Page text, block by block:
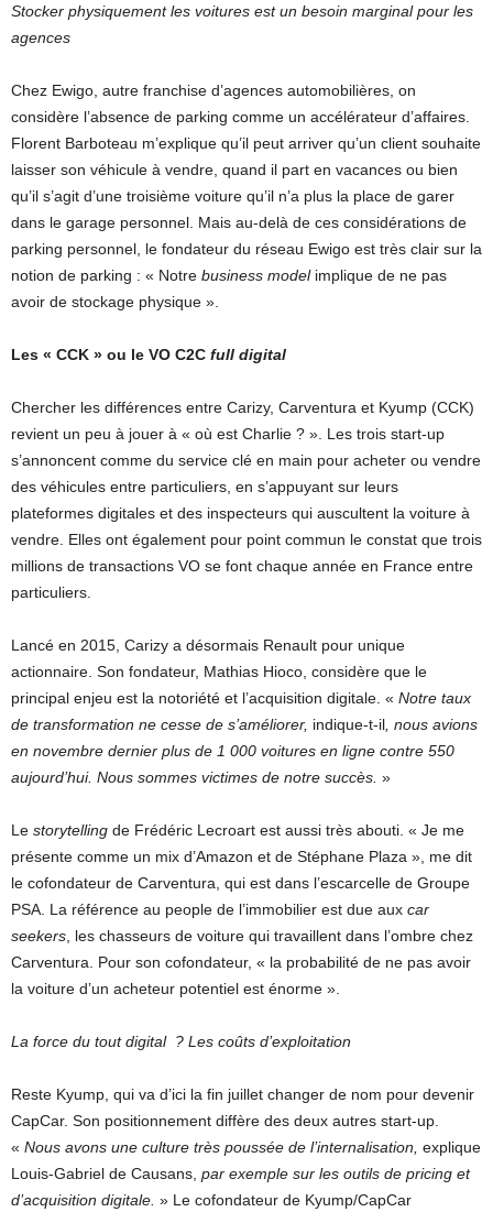
Stocker physiquement les voitures est un besoin marginal pour les
agences
Chez Ewigo, autre franchise d’agences automobilières, on
considère l’absence de parking comme un accélérateur d’affaires.
Florent Barboteau m’explique qu’il peut arriver qu’un client souhaite
laisser son véhicule à vendre, quand il part en vacances ou bien
qu’il s’agit d’une troisième voiture qu’il n’a plus la place de garer
dans le garage personnel. Mais au-delà de ces considérations de
parking personnel, le fondateur du réseau Ewigo est très clair sur la
notion de parking : « Notre business modelimplique de ne pas
avoir de stockage physique ».
Les « CCK » ou le VO C2C full digital
Chercher les différences entre Carizy, Carventura et Kyump (CCK)
revient un peu à jouer à « où est Charlie ? ». Les trois start-up
s’annoncent comme du service clé en main pour acheter ou vendre
des véhicules entre particuliers, en s’appuyant sur leurs
plateformes digitales et des inspecteurs qui auscultent la voiture à
vendre. Elles ont également pour point commun le constat que trois
millions de transactions VO se font chaque année en France entre
particuliers.
Lancé en 2015, Carizy a désormais Renault pour unique
actionnaire. Son fondateur, Mathias Hioco, considère que le
principal enjeu est la notoriété et l’acquisition digitale. « Notre taux
de transformation ne cesse de s’améliorer, indique-t-il , nous avions
en novembre dernier plus de 1 000 voitures en ligne contre 550
aujourd’hui. Nous sommes victimes de notre succès. »
Le storytelling de Frédéric Lecroart est aussi très abouti. « Je me
présente comme un mix d’Amazon et de Stéphane Plaza », me dit
le cofondateur de Carventura, qui est dans l’escarcelle de Groupe
PSA. La référence au people de l’immobilier est due aux car
seekers , les chasseurs de voiture qui travaillent dans l’ombre chez
Carventura. Pour son cofondateur, « la probabilité de ne pas avoir
la voiture d’un acheteur potentiel est énorme ».
La force du tout digital ? Les coûts d’exploitation
Reste Kyump, qui va d’ici la fin juillet changer de nom pour devenir
CapCar. Son positionnement diffère des deux autres start-up.
« Nous avons une culture très poussée de l’internalisation, explique
Louis-Gabriel de Causans, par exemple sur les outils de pricing et
d’acquisition digitale. » Le cofondateur de Kyump/CapCar